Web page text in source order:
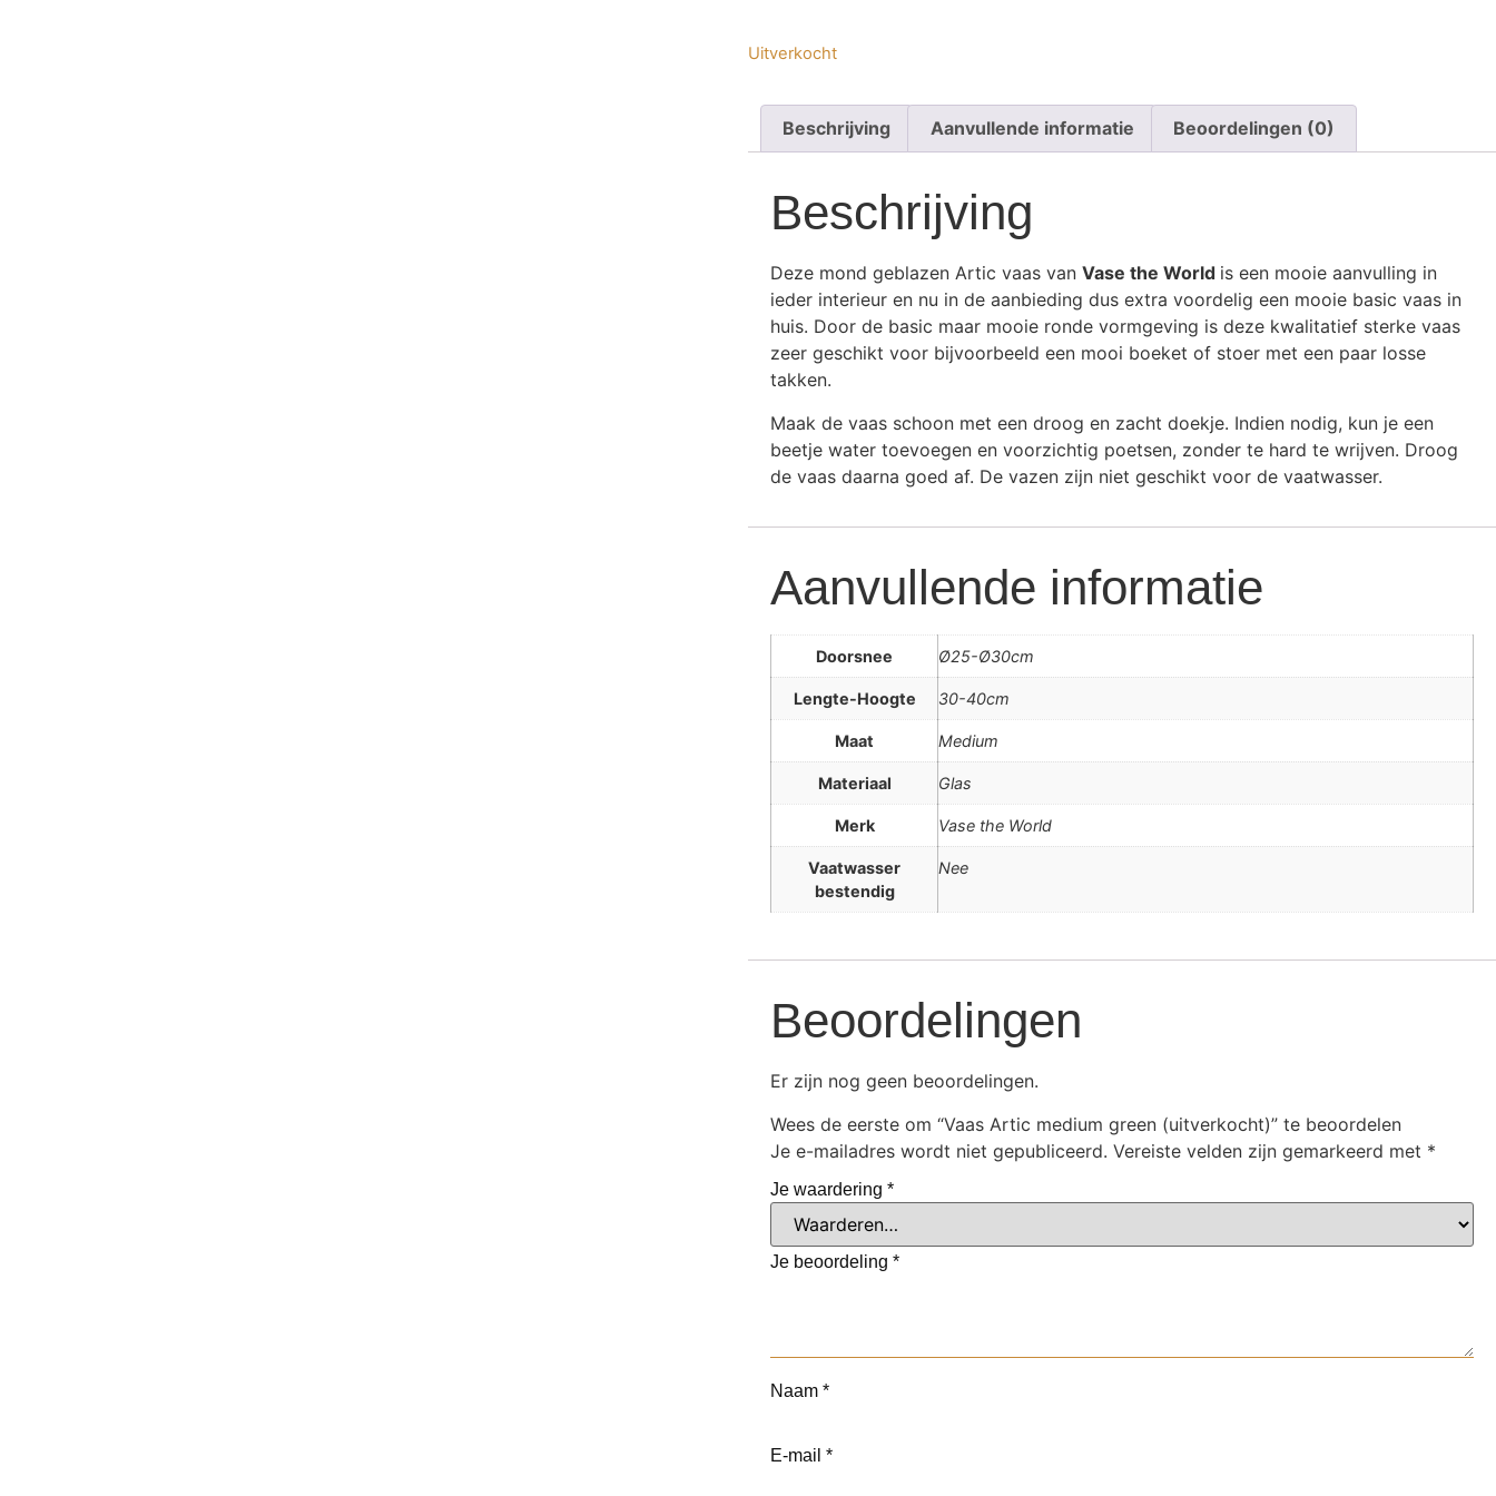
Uitverkocht
Beschrijving Aanvullende informatie Beoordelingen (0)
Beschrijving
Deze mond geblazen Artic vaas van Vase the World is een mooie aanvulling in
ieder interieur en nu in de aanbieding dus extra voordelig een mooie basic vaas in
huis. Door de basic maar mooie ronde vormgeving is deze kwalitatief sterke vaas
zeer geschikt voor bijvoorbeeld een mooi boeket of stoer met een paar losse
takken.
Maak de vaas schoon met een droog en zacht doekje. Indien nodig, kun je een
beetje water toevoegen en voorzichtig poetsen, zonder te hard te wrijven. Droog
de vaas daarna goed af. De vazen zijn niet geschikt voor de vaatwasser.
Aanvullende informatie
Doorsnee Ø25-Ø30cm
Lengte-Hoogte 30-40cm
Maat Medium
Materiaal Glas
Merk Vase the World
Vaatwasser
bestendig
Nee
Beoordelingen
Er zijn nog geen beoordelingen.
Wees de eerste om “Vaas Artic medium green (uitverkocht)” te beoordelen
Je e-mailadres wordt niet gepubliceerd. Vereiste velden zijn gemarkeerd met *
Je waardering *
Je beoordeling *
Naam *
E-mail *